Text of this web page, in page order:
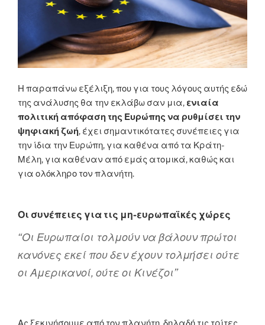
Η παραπάνω εξέλιξη, που για τους λόγους αυτής εδώ
της ανάλυσης θα την εκλάβω σαν μια, ενιαία
πολιτική απόφαση της Ευρώπης να ρυθμίσει την
ψηφιακή ζωή, έχει σημαντικότατες συνέπειες για
την ίδια την Ευρώπη, για καθένα από τα Κράτη-
Μέλη, για καθέναν από εμάς ατομικά, καθώς και
για ολόκληρο τον πλανήτη.
Οι συνέπειες για τις μη-ευρωπαϊκές χώρες
“Οι Ευρωπαίοι τολμούν να βάλουν πρώτοι
κανόνες εκεί που δεν έχουν τολμήσει ούτε
οι Αμερικανοί, ούτε οι Κινέζοι”